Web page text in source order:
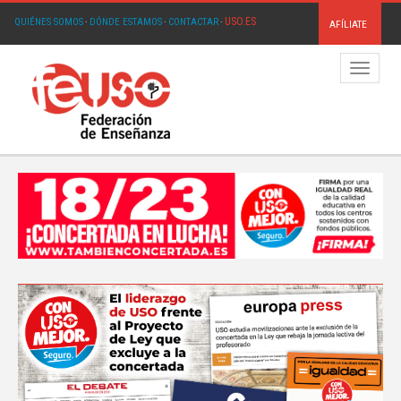
QUIÉNES SOMOS· DÓNDE ESTAMOS· CONTACTAR· USO.ES AFÍLIATE
Menú